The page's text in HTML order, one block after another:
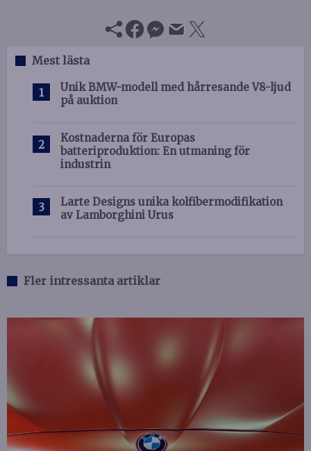
Mest lästa
Unik BMW-modell med hårresande V8-ljud
på auktion
Kostnaderna för Europas
batteriproduktion: En utmaning för
industrin
Larte Designs unika kolfibermodifikation
av Lamborghini Urus
Fler intressanta artiklar